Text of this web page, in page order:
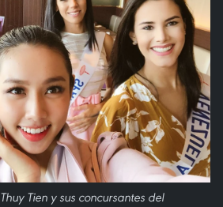
Tien y sus concursantes del